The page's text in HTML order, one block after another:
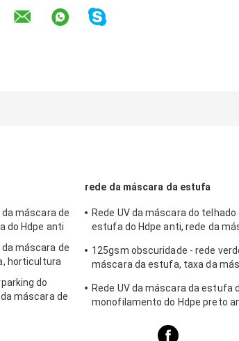
máscara de
do Hdpe anti
máscara de
horticultura
do
máscara de
rede da máscara da estufa
Rede UV da máscara do telhado
estufa do Hdpe anti, rede da
125gsm obscuridade - rede
máscara da estufa, taxa da
Rede UV da máscara da estufa
monofilamento do Hdpe preto